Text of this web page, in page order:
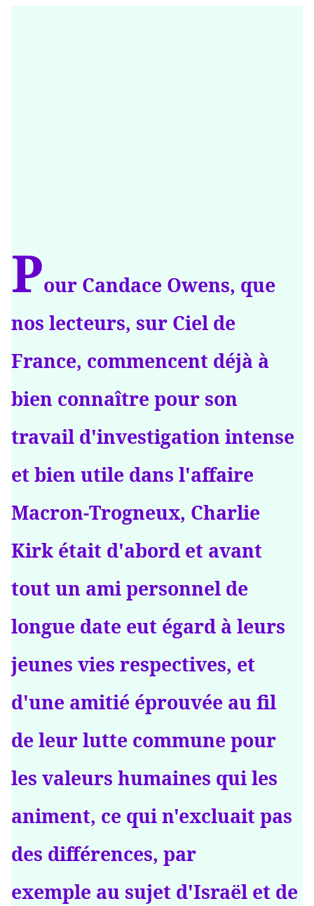
Pour Candace Owens, que
nos lecteurs, sur Ciel de
France, commencent déjà à
bien connaître pour son
travail d'investigation intense
et bien utile dans l'affaire
Macron-Trogneux, Charlie
Kirk était d'abord et avant
tout un ami personnel de
longue date eut égard à leurs
jeunes vies respectives, et
d'une amitié éprouvée au fil
de leur lutte commune pour
les valeurs humaines qui les
animent, ce qui n'excluait pas
des différences, par
exemple au sujet d'Israël et de